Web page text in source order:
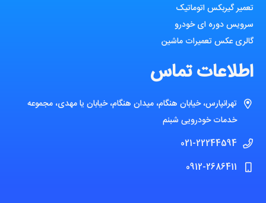
تعمیر گیربکس اتوماتیک
سرویس دوره ای خودرو
گالری عکس تعمیرات ماشین
اطلاعات تماس
تهرانپارس، خیابان هنگام، میدان هنگام، خیابان یا مهدی، مجموعه
خدمات خودرویی شبنم
021-22244594
0912-2686411